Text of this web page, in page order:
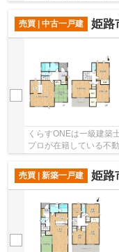
売買 | 中古一戸建
姫路
くらすONEは一級建築
プロが在籍している不
しているお店です♪住ま
売買 | 新築一戸建
姫路